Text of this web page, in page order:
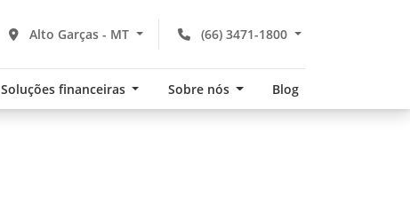
(66) 3471-1800
Alto Garças - MT
Soluções financeiras Sobre nós Blog